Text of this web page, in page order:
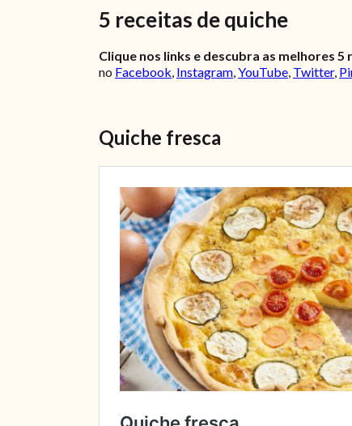
5 receitas de quiche
Clique nos links e descubra as melhores 5
no Facebook Instagram YouTube Twitter,
Quiche fresca